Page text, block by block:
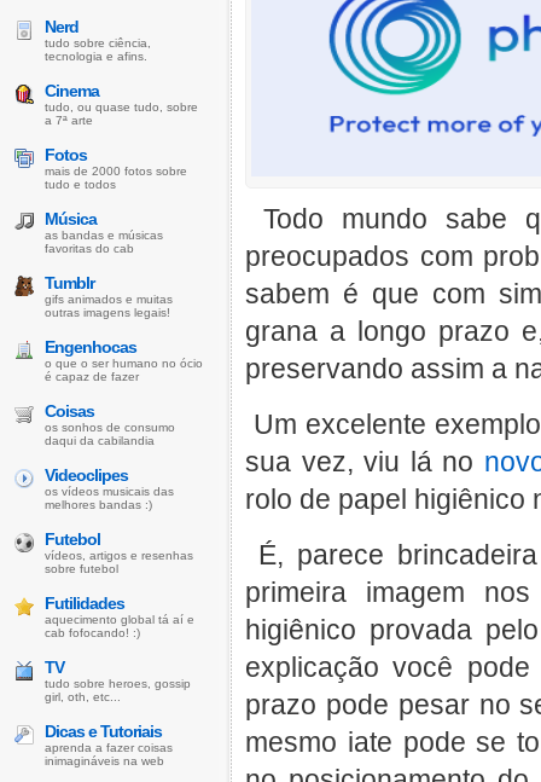
Todo mundo sabe
preocupados com
sabem é que com
grana a longo prazo
preservando assim a
Um excelente
sua vez, viu lá no
rolo de papel higiênico
É, parece
primeira imagem
higiênico provada
explicação você
prazo pode pesar no
mesmo iate pode se
Nerd
tudo sobre ciência,
tecnologia e afins.
Cinema
tudo, ou quase tudo, sobre
a 7ª arte
Fotos
mais de 2000 fotos sobre
tudo e todos
Música
as bandas e músicas
favoritas do cab
Tumblr
gifs animados e muitas
outras imagens legais!
Engenhocas
o que o ser humano no ócio
é capaz de fazer
Coisas
os sonhos de consumo
daqui da cabilandia
Videoclipes
os vídeos musicais das
melhores bandas :)
Futebol
vídeos, artigos e resenhas
sobre futebol
Futilidades
aquecimento global tá aí e
cab fofocando! :)
TV
tudo sobre heroes, gossip
girl, oth, etc...
Dicas e Tutoriais
aprenda a fazer coisas
inimagináveis na web